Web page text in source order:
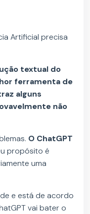
Artificial precisa
textual do
ferramenta de
alguns
não
O ChatGPT
propósito é
uma
e está de acordo
vai bater o